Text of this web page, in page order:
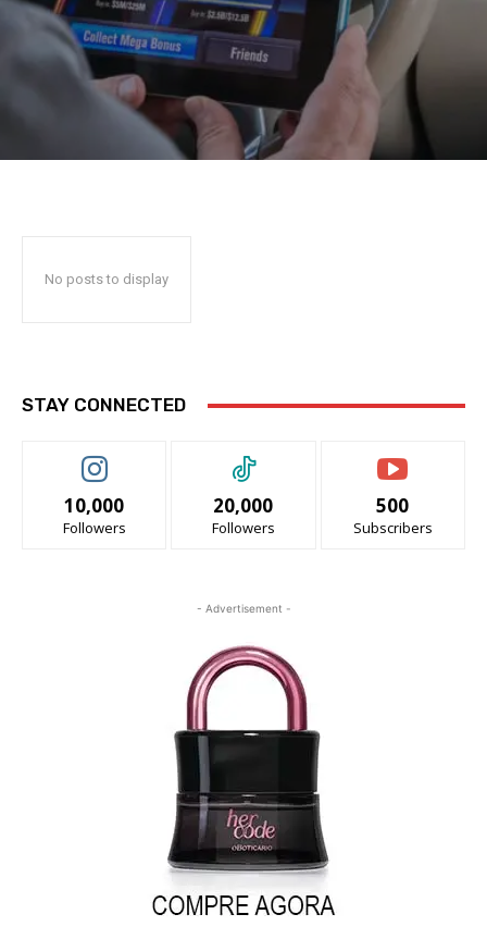
No posts to display
STAY CONNECTED
10,000
Followers
20,000
Followers
500
Subscribers
- Advertisement -